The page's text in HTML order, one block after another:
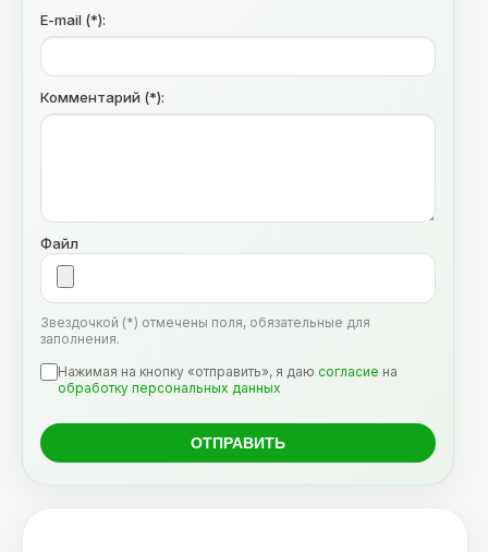
E-mail (*):
Комментарий (*):
Файл
Звездочкой (*) отмечены поля, обязательные для
заполнения.
Нажимая на кнопку «отправить», я даю согласие на
обработку персональных данных